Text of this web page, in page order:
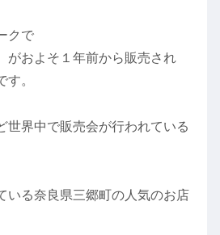
クで
がおよそ１年前から販売され
。
世界中で販売会が行われている
いる奈良県三郷町の人気のお店